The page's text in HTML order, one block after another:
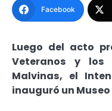
Facebook
Luego del acto
Veteranos y
Malvinas, el
inauguró un